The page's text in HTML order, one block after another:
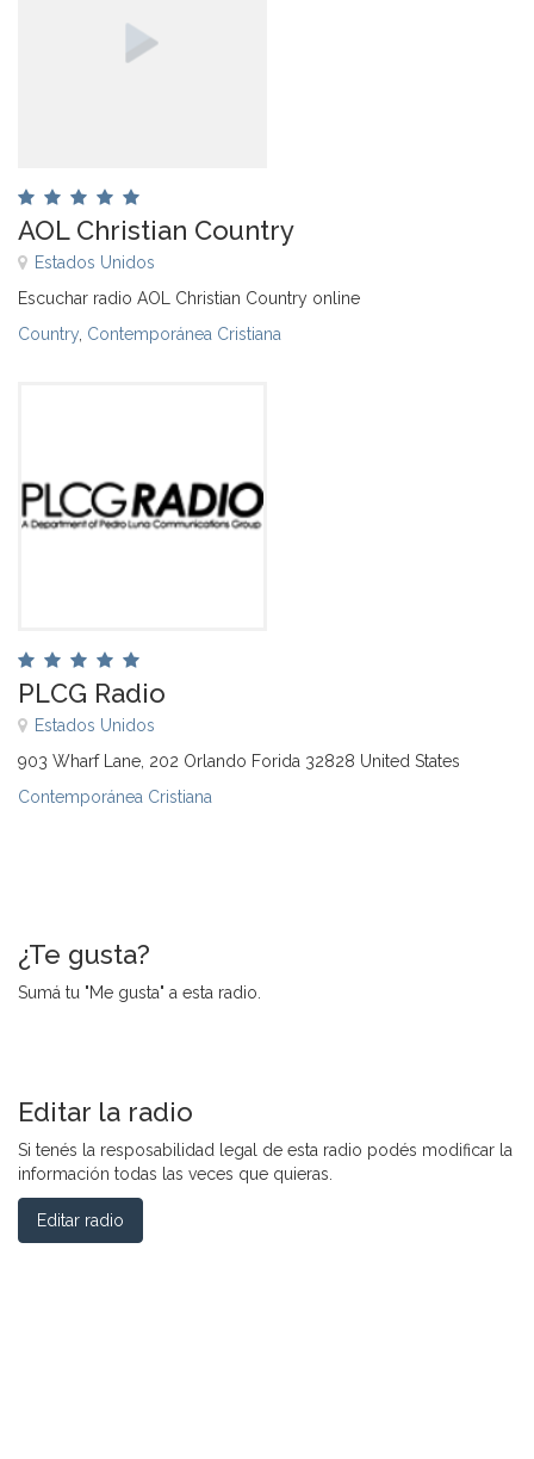
AOL Christian Country
Estados Unidos
Escuchar radio AOL Christian Country online
Country Contemporánea Cristiana
PLCG Radio
Estados Unidos
903 Wharf Lane, 202 Orlando Forida 32828 United States
Contemporánea Cristiana
¿Te gusta?
Sumá tu "Me gusta" a esta radio.
Editar la radio
Si tenés la resposabilidad legal de esta radio podés modificar la
información todas las veces que quieras.
Editar radio